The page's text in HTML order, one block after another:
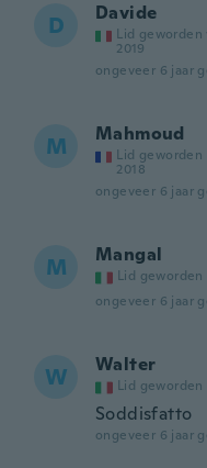
D Davide
Lid geworden
2019
ongeveer 6 jaar
M Mahmoud
Lid geworden
2018
ongeveer 6 jaar
M Mangal
Lid geworden
ongeveer 6 jaar
W Walter
Lid geworden
Soddisfatto
ongeveer 6 jaar